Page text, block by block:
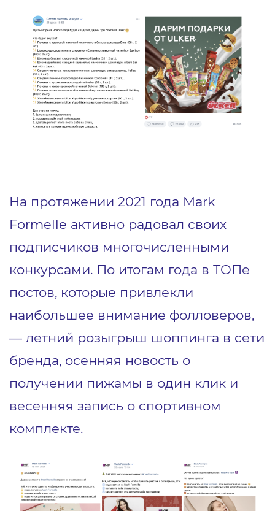
На протяжении 2021 года Mark
Formelle активно радовал своих
подписчиков многочисленными
конкурсами. По итогам года в ТОПе
постов, которые привлекли
наибольшее внимание фолловеров,
— летний розыгрыш шоппинга в сети
бренда, осенняя новость о
получении пижамы в один клик и
весенняя запись о спортивном
комплекте.